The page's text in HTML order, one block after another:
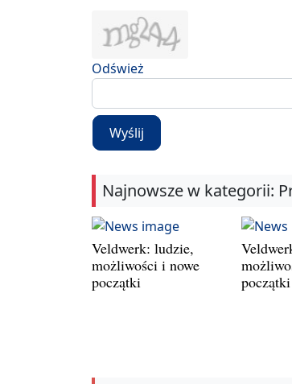
Odśwież
Wyślij
Najnowsze w kategorii:
Veldwerk: ludzie,
możliwości i nowe
początki
początki